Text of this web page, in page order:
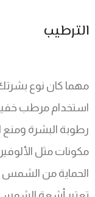
الترطيب
مهما كان نوع
استخدام مرطب
رطوبة البشرة
مكونات مثل
الحماية من الشمس